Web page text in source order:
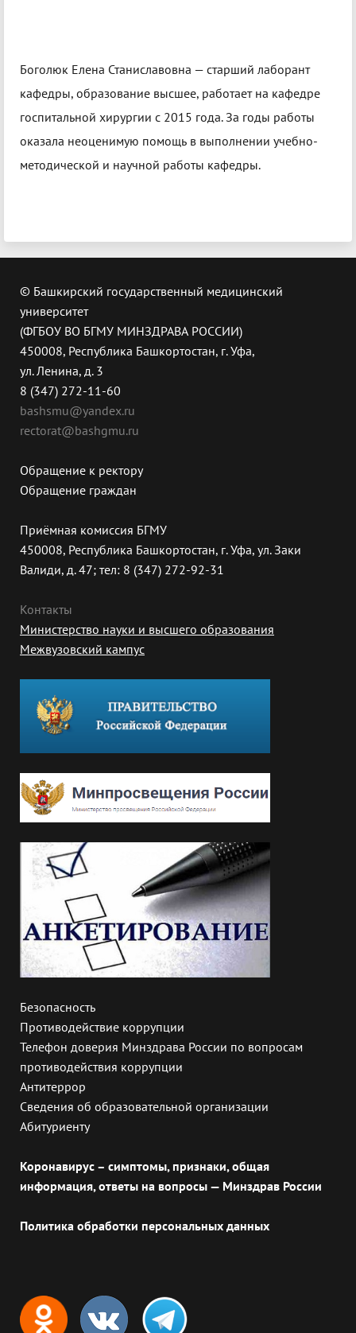
Боголюк Елена Станиславовна — старший лаборант
кафедры, образование высшее, работает на кафедре
госпитальной хирургии с 2015 года. За годы работы
оказала неоценимую помощь в выполнении учебно-
методической и научной работы кафедры.
© Башкирский государственный медицинский
университет
(ФГБОУ ВО БГМУ МИНЗДРАВА РОССИИ)
450008, Республика Башкортостан, г. Уфа,
ул. Ленина, д. 3
8 (347) 272-11-60
bashsmu@yandex.ru
rectorat@bashgmu.ru
Обращение к ректору
Обращение граждан
Приёмная комиссия БГМУ
450008, Республика Башкортостан, г. Уфа, ул. Заки
Валиди, д. 47; тел: 8 (347) 272-92-31
Контакты
Министерство науки и высшего образования
Межвузовский кампус
Безопасность
Противодействие коррупции
Телефон доверия Минздрава России по вопросам
противодействия коррупции
Антитеррор
Сведения об образовательной организации
Абитуриенту
Коронавирус – симптомы, признаки, общая
информация, ответы на вопросы — Минздрав России
Политика обработки персональных данных